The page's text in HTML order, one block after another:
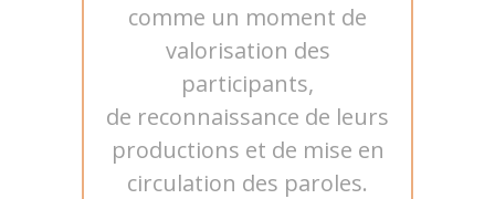
comme un moment de
valorisation des
participants,
de reconnaissance de leurs
productions et de mise en
circulation des paroles.